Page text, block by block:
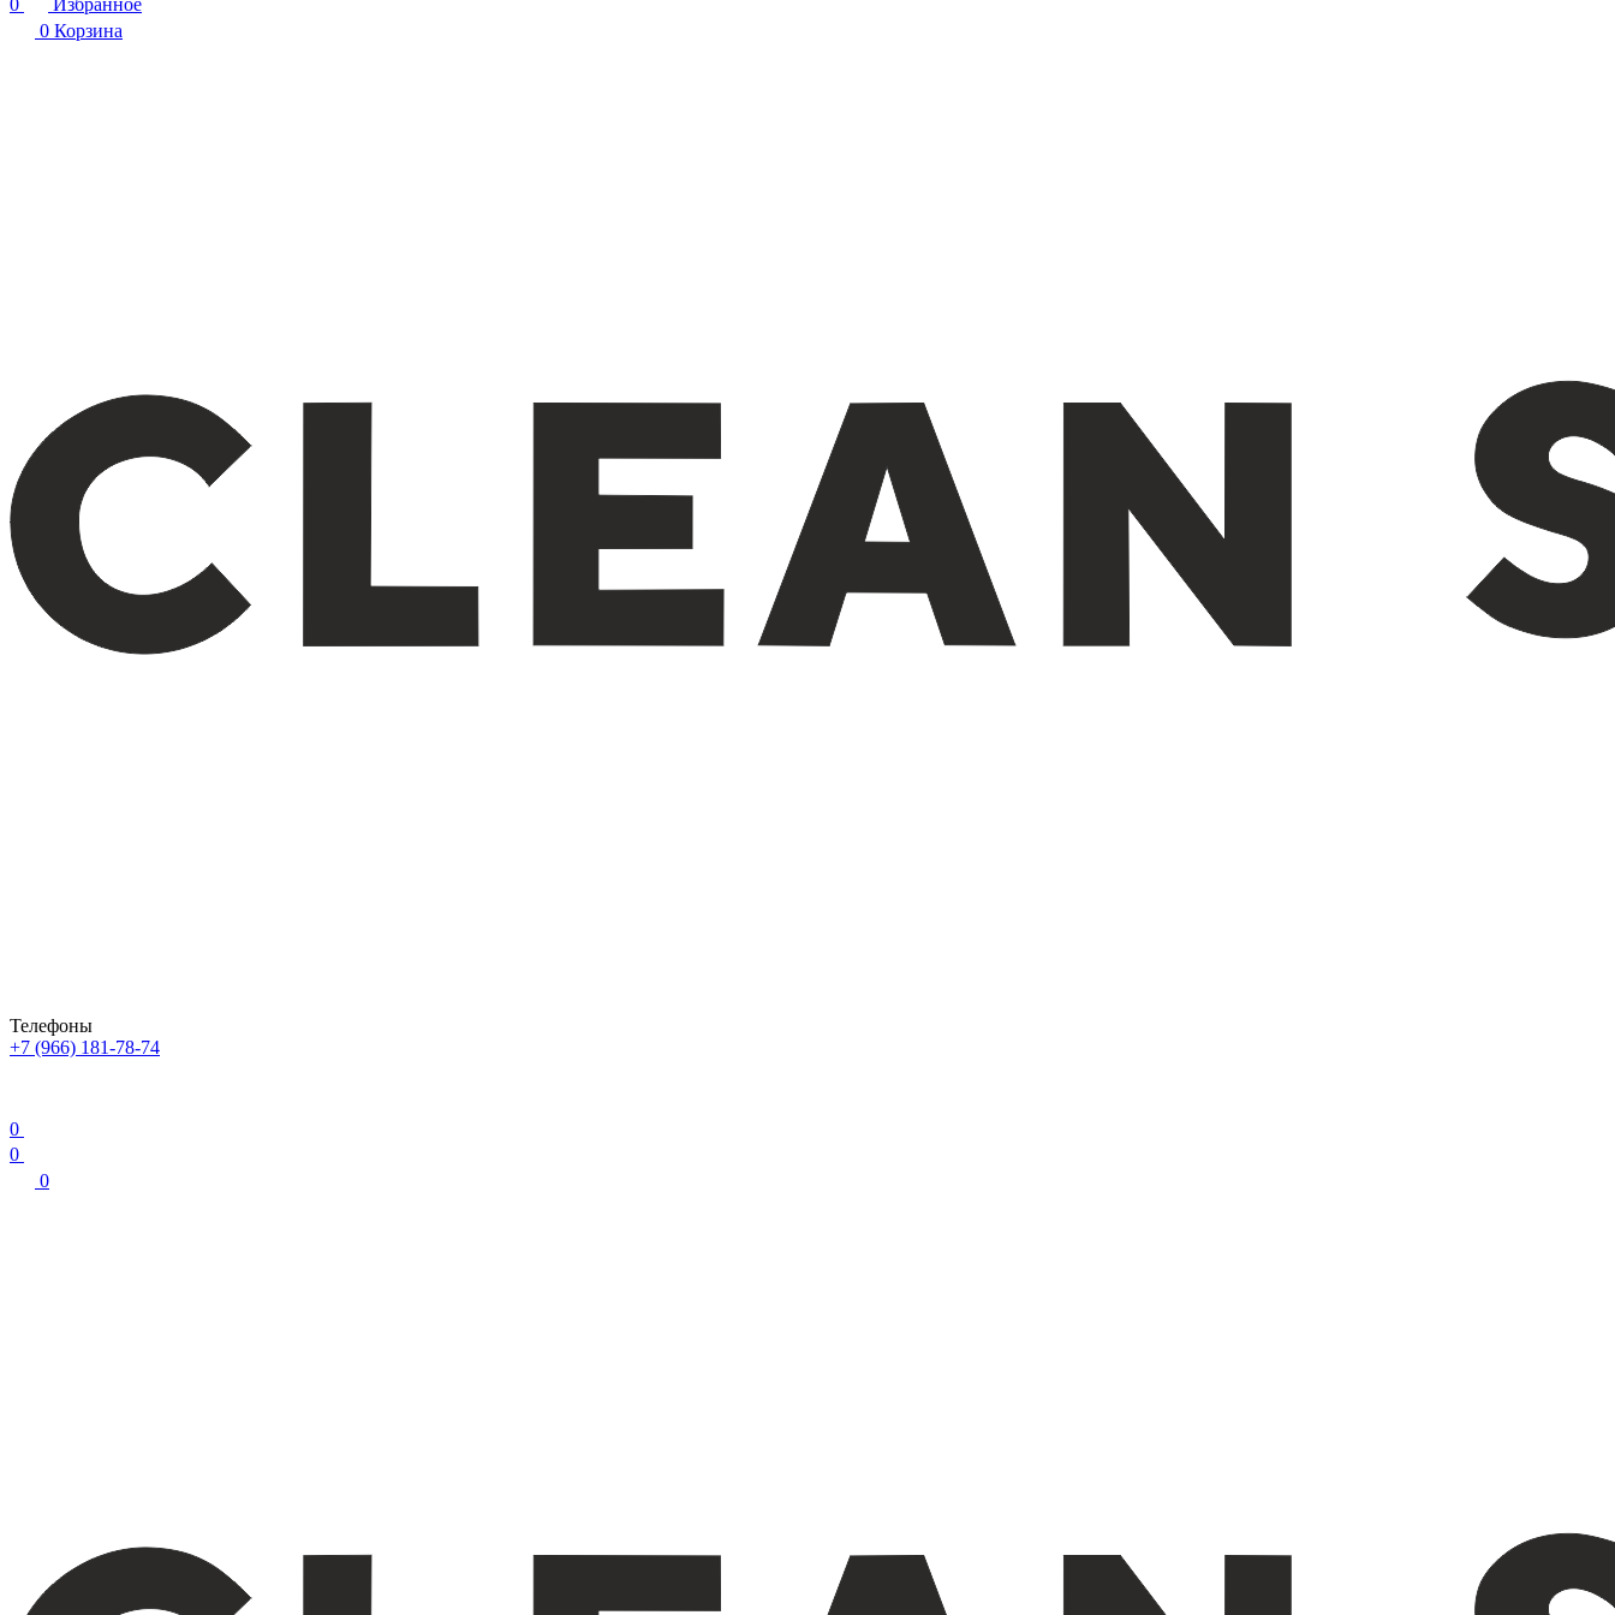
0
Избранное
0 Корзина
Телефоны
+7 (966) 181-78-74
0
0
0